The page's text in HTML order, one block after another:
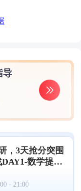
导
，3天抢分突围
数学提分
- 21:00